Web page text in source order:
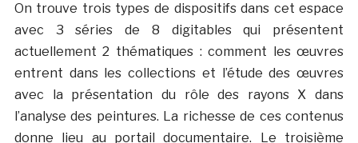
On trouve trois types de dispositifs dans cet espace
avec 3 séries de 8 digitables qui présentent
actuellement 2 thématiques : comment les œuvres
entrent dans les collections et l’étude des œuvres
avec la présentation du rôle des rayons X dans
l’analyse des peintures. La richesse de ces contenus
donne lieu au portail documentaire. Le troisième